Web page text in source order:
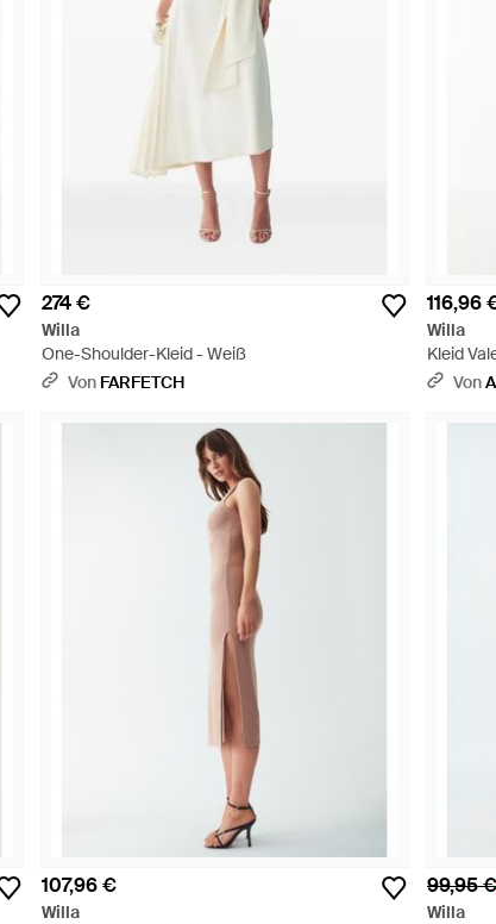
274 €
Willa
One-Shoulder-Kleid - Weiß
Von FARFETCH
116,96
Willa
Kleid
Von
107,96 €
Willa
99,95 €
Willa